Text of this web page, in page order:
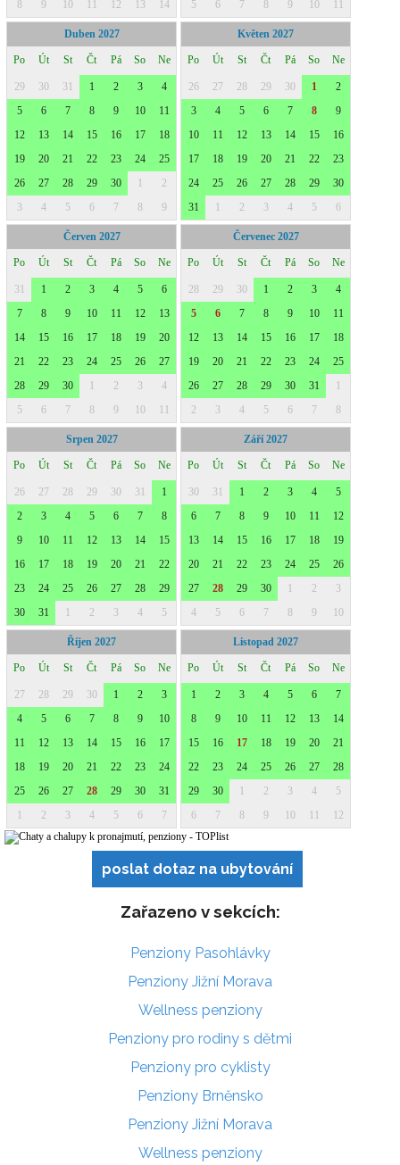
poslat dotaz na ubytování
Zařazeno v sekcích:
Penziony Pasohlávky
Penziony Jižní Morava
Wellness penziony
Penziony pro rodiny s dětmi
Penziony pro cyklisty
Penziony Brněnsko
Penziony Jižní Morava
Wellness penziony